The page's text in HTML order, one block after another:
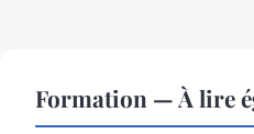
Formation — À lire